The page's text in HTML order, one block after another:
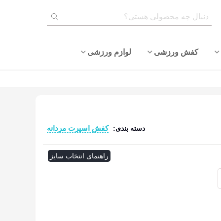
کفش ورزشی لوازم ورزشی
دسته بندی: کفش اسپرت مردانه
راهنمای انتخاب سایز